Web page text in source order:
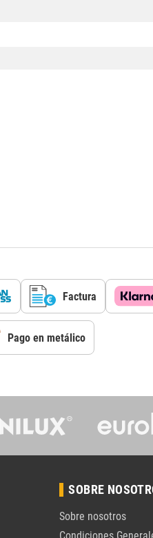
Factura
Pago en metálico
SOBRE
Sobre nosotros